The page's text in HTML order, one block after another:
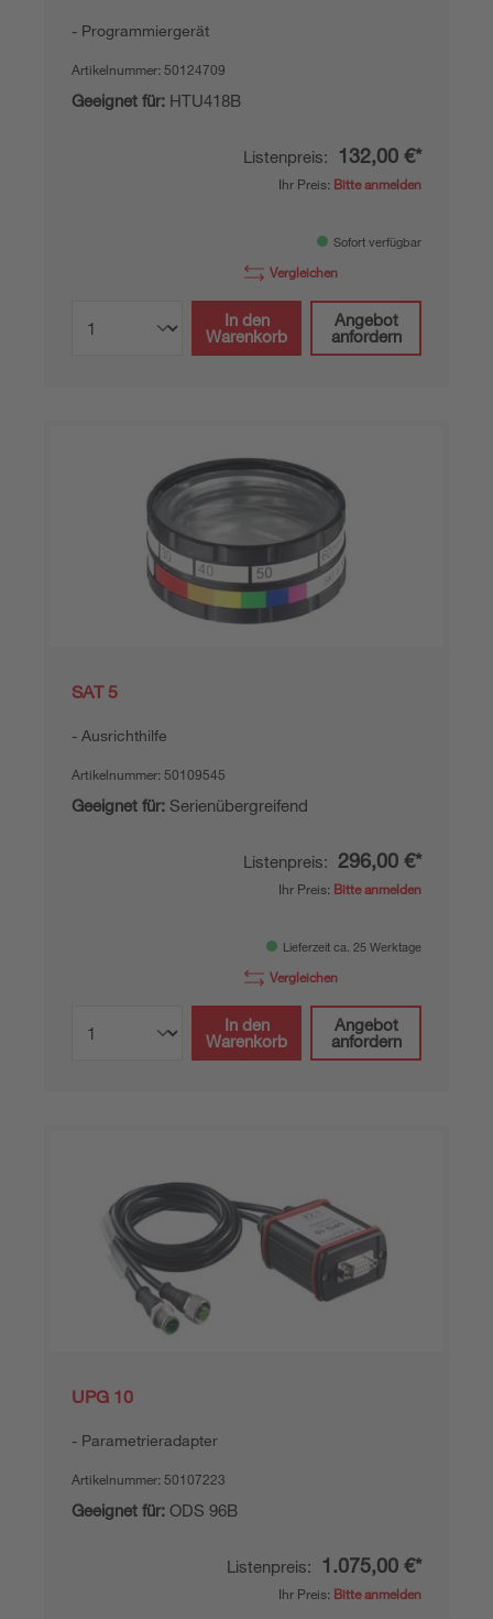
Programmiergerät
Artikelnummer: 50124709
Geeignet für: HTU418B
Listenpreis: 132,00 €*
Ihr Preis: Bitte anmelden
Sofort verfügbar
Vergleichen
In den
Warenkorb
Angebot
anfordern
SAT 5
Ausrichthilfe
Artikelnummer: 50109545
Geeignet für: Serienübergreifend
Listenpreis: 296,00 €*
Ihr Preis: Bitte anmelden
Lieferzeit ca. 25 Werktage
Vergleichen
In den
Warenkorb
Angebot
anfordern
UPG 10
Parametrieradapter
Artikelnummer: 50107223
Geeignet für: ODS 96B
Listenpreis: 1.075,00 €*
Ihr Preis: Bitte anmelden